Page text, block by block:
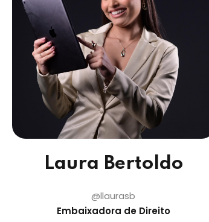
Laura Bertoldo
@llaurasb
Embaixadora de Direito